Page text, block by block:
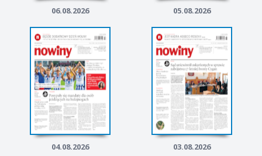
06.08.2026 05.08.2026
04.08.2026 03.08.2026